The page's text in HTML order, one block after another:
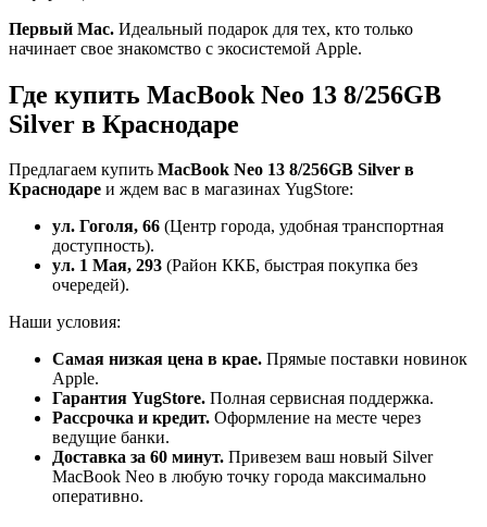
Первый Mac. Идеальный подарок для тех, кто только
начинает свое знакомство с экосистемой Apple.
Где купить MacBook Neo 13 8/256GB
Silver в Краснодаре
Предлагаем купить MacBook Neo 13 8/256GB Silver в
Краснодаре и ждем вас в магазинах YugStore:
ул. Гоголя, 66 (Центр города, удобная транспортная
доступность).
ул. 1 Мая, 293 (Район ККБ, быстрая покупка без
очередей).
Наши условия:
Самая низкая цена в крае. Прямые поставки новинок
Apple.
Гарантия YugStore. Полная сервисная поддержка.
Рассрочка и кредит. Оформление на месте через
ведущие банки.
Доставка за 60 минут. Привезем ваш новый Silver
MacBook Neo в любую точку города максимально
оперативно.